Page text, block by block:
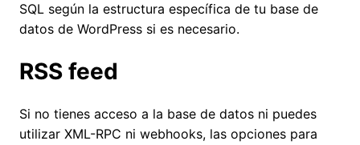
SQL según la estructura específica de tu base de
datos de WordPress si es necesario.
RSS feed
Si no tienes acceso a la base de datos ni puedes
utilizar XML-RPC ni webhooks, las opciones para